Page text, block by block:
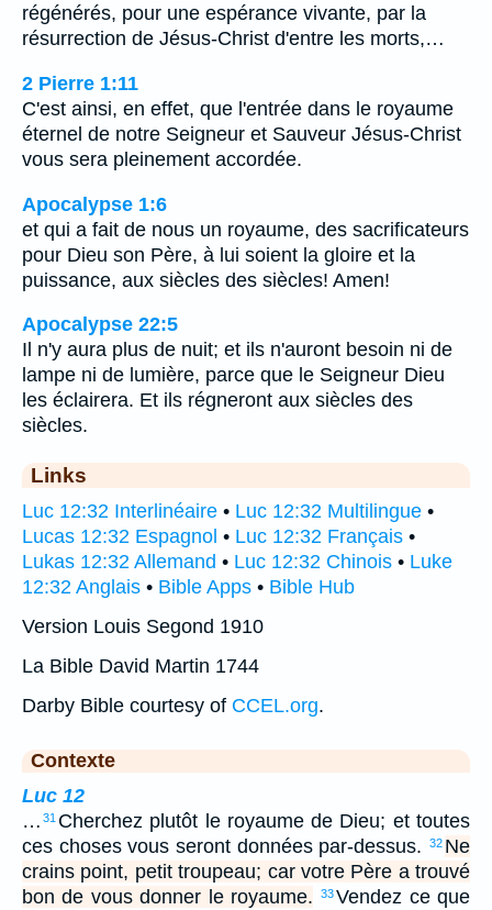
régénérés, pour une espérance vivante, par la
résurrection de Jésus-Christ d'entre les morts,…
2 Pierre 1:11
C'est ainsi, en effet, que l'entrée dans le royaume
éternel de notre Seigneur et Sauveur Jésus-Christ
vous sera pleinement accordée.
Apocalypse 1:6
et qui a fait de nous un royaume, des sacrificateurs
pour Dieu son Père, à lui soient la gloire et la
puissance, aux siècles des siècles! Amen!
Apocalypse 22:5
Il n'y aura plus de nuit; et ils n'auront besoin ni de
lampe ni de lumière, parce que le Seigneur Dieu
les éclairera. Et ils régneront aux siècles des
siècles.
Links
Luc 12:32 Interlinéaire • Luc 12:32 Multilingue •
Lucas 12:32 Espagnol • Luc 12:32 Français •
Lukas 12:32 Allemand • Luc 12:32 Chinois • Luke
12:32 Anglais • Bible Apps • Bible Hub
Version Louis Segond 1910
La Bible David Martin 1744
Darby Bible courtesy of CCEL.org.
Contexte
Luc 12
… 31 Cherchez plutôt le royaume de Dieu; et toutes
ces choses vous seront données par-dessus.
32 Ne
crains point, petit troupeau; car votre Père a trouvé
bon de vous donner le royaume.
33Vendez ce que